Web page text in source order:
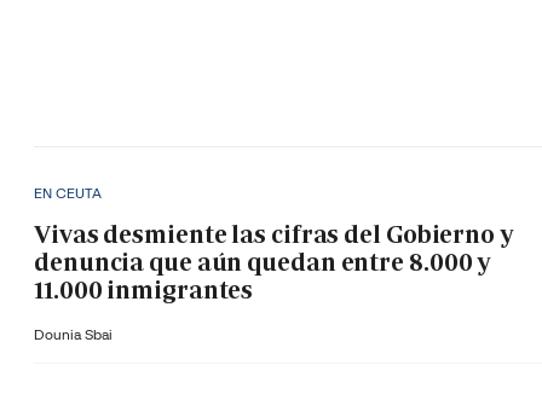
EN CEUTA
Vivas desmiente las cifras del Gobierno y
denuncia que aún quedan entre 8.000 y
11.000 inmigrantes
Dounia Sbai